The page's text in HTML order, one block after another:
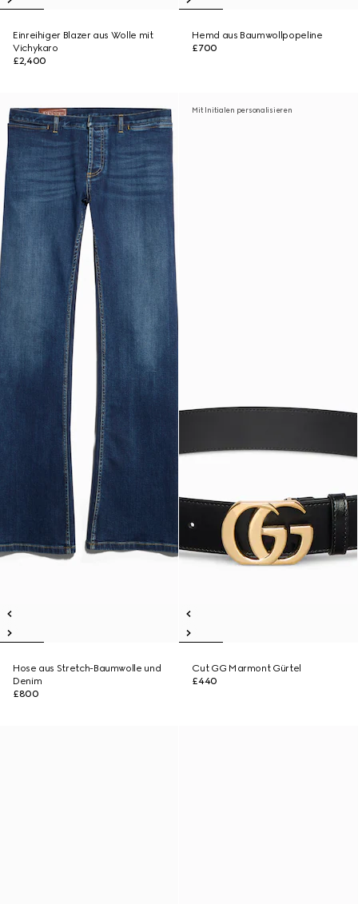
Einreihiger Blazer aus Wolle mit
Vichykaro
£2,400
Hemd aus Baumwollpopeline
£700
Hose aus Stretch-Baumwolle und
Denim
£800
Mit Initialen personalisieren
Cut GG Marmont Gürtel
£440